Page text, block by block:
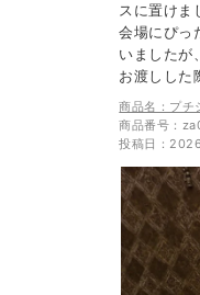
スに置けま
会場にぴっ
いましたが
お渡しした
商品名：プ
商品番号：
投稿日：